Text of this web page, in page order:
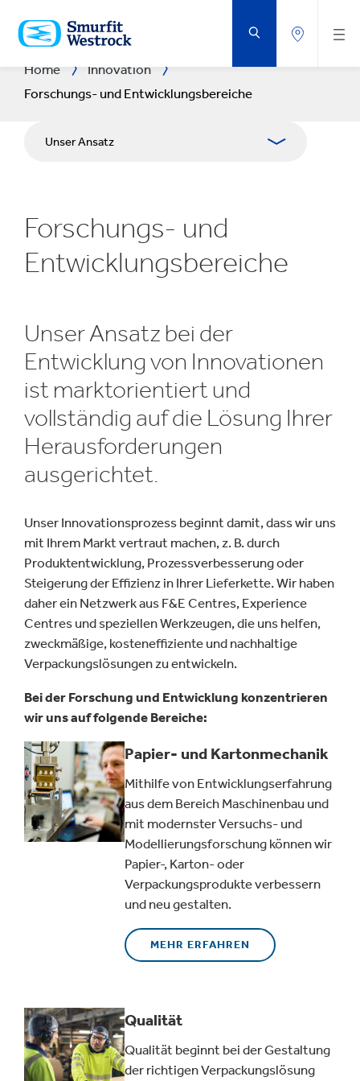
HAUPTINHALT
SPRINGEN
Home
Innovation
Forschungs- und Entwicklungsbereiche
Unser Ansatz
F&E Centres
Experience Centres
Fallstudien
Forschungs- und
Entwicklungsbereiche
Unser Ansatz bei der
Entwicklung von Innovationen
ist marktorientiert und
vollständig auf die Lösung Ihrer
Herausforderungen
ausgerichtet.
Unser Innovationsprozess beginnt damit, dass wir uns
mit Ihrem Markt vertraut machen, z. B. durch
Produktentwicklung, Prozessverbesserung oder
Steigerung der Effizienz in Ihrer Lieferkette. Wir haben
daher ein Netzwerk aus F&E Centres, Experience
Centres und speziellen Werkzeugen, die uns helfen,
zweckmäßige, kosteneffiziente und nachhaltige
Verpackungslösungen zu entwickeln.
Bei der Forschung und Entwicklung konzentrieren
wir uns auf folgende Bereiche:
Papier- und Kartonmechanik
Mithilfe von Entwicklungserfahrung
aus dem Bereich Maschinenbau und
mit modernster Versuchs- und
Modellierungsforschung können wir
Papier-, Karton- oder
Verpackungsprodukte verbessern
und neu gestalten.
MEHR ERFAHREN
Qualität
Qualität beginnt bei der Gestaltung
der richtigen Verpackungslösung